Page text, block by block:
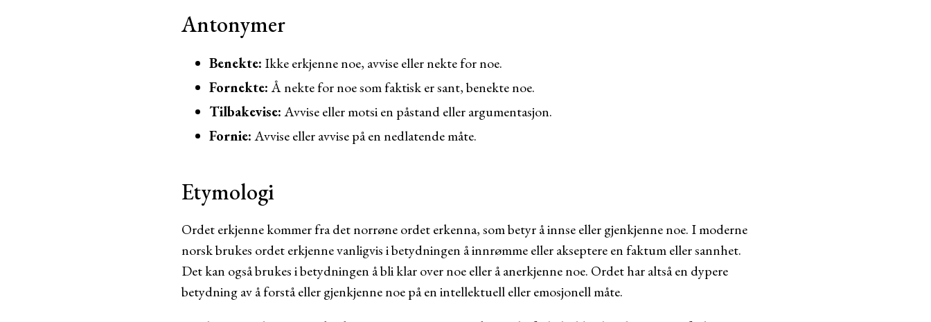
Antonymer
Benekte: Ikke erkjenne noe, avvise eller nekte for noe.
Fornekte:Å nekte for noe som faktisk er sant, benekte noe.
Tilbakevise:Avvise eller motsi en påstand eller argumentasjon.
Fornie:Avvise eller avvise på en nedlatende måte.
Etymologi
Ordet erkjenne kommer fra det norrøne ordet erkenna, som betyr å innse eller gjenkjenne noe. I moderne
norsk brukes ordet erkjenne vanligvis i betydningen å innrømme eller akseptere en faktum eller sannhet.
Det kan også brukes i betydningen å bli klar over noe eller å anerkjenne noe. Ordet har altså en dypere
betydning av å forstå eller gjenkjenne noe på en intellektuell eller emosjonell måte.